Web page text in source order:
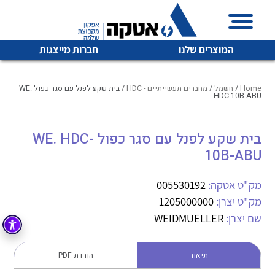
המוצרים שלנו חברות מייצגות
איכות | שרות | זמינות
אטקה בע”מ היא החברה הגדולה והמובילה בישראל בשיווק
מיתוג, בקרה , ואינסטלציה חשמלית ופעילה ב7 תחומים:
חשמל מיתוג ואינסטלציה חשמלית
קופסאות וארונות לחשמל, בקרה ואלקטרוניקה
לכל מוצרי היצרן לכל מוצרי היצרן
לכל מוצרי היצרן לכל מוצרי היצרן
Home
/ חשמל / מחברים תעשייתיים - HDC / בית שקע לפנל עם סגר כפול WE.
HDC-10B-ABU
בית שקע לפנל עם סגר כפול WE. HDC-
10B-ABU
מק"ט אטקה: 005530192
מק"ט יצרן: 1205000000
שם יצרן: WEIDMUELLER
תיאור הורדת PDF